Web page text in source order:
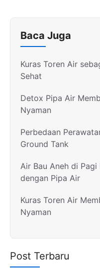
Baca Juga
Kuras Toren Air
Sehat
Detox Pipa Air
Nyaman
Perbedaan
Ground Tank
Air Bau Aneh di
dengan Pipa Air
Kuras Toren Air
Nyaman
Post Terbaru